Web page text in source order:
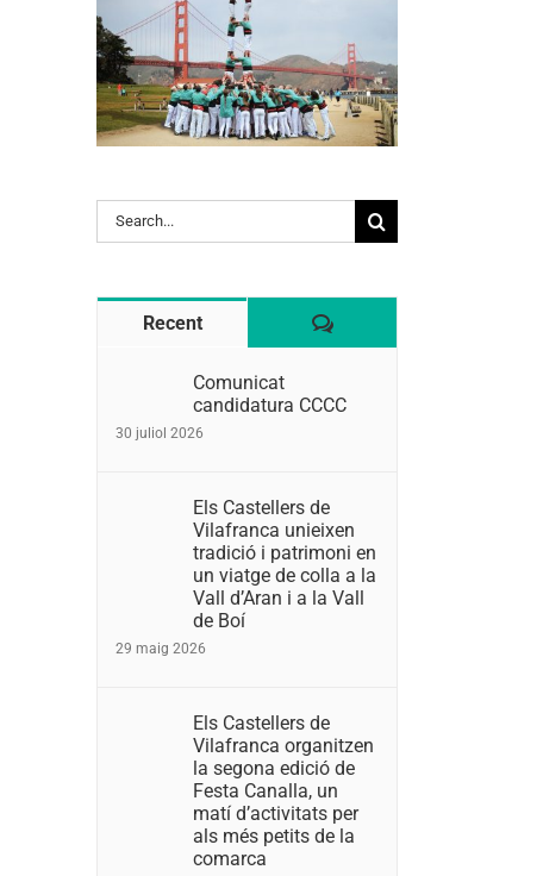
Search
for:
Recent Comentaris
Comunicat
candidatura CCCC
30 juliol 2026
Els Castellers de
Vilafranca unieixen
tradició i patrimoni en
un viatge de colla a la
Vall d’Aran i a la Vall
de Boí
29 maig 2026
Els Castellers de
Vilafranca organitzen
la segona edició de
Festa Canalla, un
matí d’activitats per
als més petits de la
comarca